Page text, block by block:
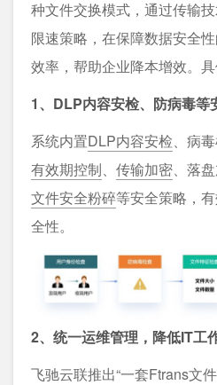
种文件交换模式，通过传输
限速策略，在保障数据安全
效率，帮助企业降本增效。
1、DLP内容安检、防病毒等
系统内置DLP内容安检、病毒
有效期控制、 传输加密、落
文件安全粉碎等安全策略，
全性。
2、统一运维管理，降低IT工
飞驰云联推出“一套Ftrans文